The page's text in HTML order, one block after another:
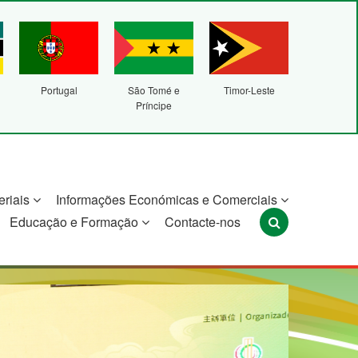
Portugal
São Tomé e
Príncipe
Timor-Leste
Informações Económicas e Comerciais
Educação e Formação
Contacte-nos